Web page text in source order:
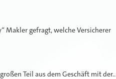
Makler gefragt, welche Versicherer
Teil aus dem Geschäft mit